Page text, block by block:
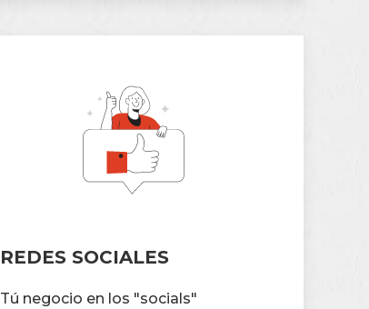
REDES SOCIALES
Tú negocio en los "socials"